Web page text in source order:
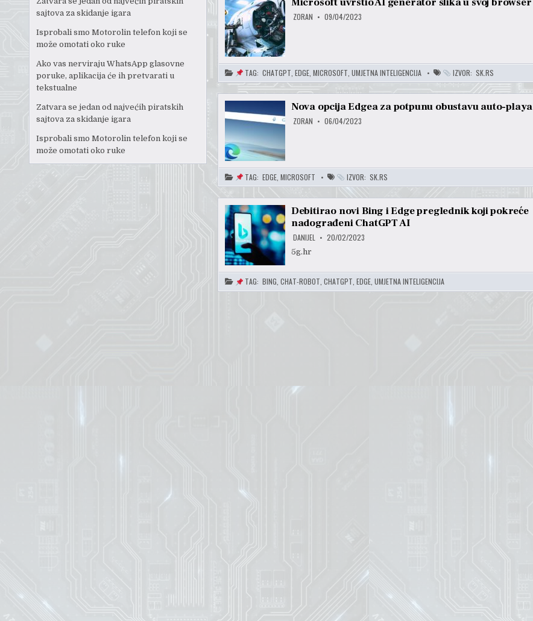
sajtova za skidanje igara
Isprobali smo Motorolin telefon koji se
može omotati oko ruke
Ako vas nerviraju WhatsApp glasovne
poruke, aplikacija će ih pretvarati u
tekstualne
Zatvara se jedan od najvećih piratskih
sajtova za skidanje igara
Isprobali smo Motorolin telefon koji se
može omotati oko ruke
ZORAN 09/04/2023
TAG:CHATGPT ,EDGE ,MICROSOFT ,UMJETNA INTELIGENCIJA IZVOR:SK.RS
Nova opcija Edgea za potpunu obustavu auto-playa
ZORAN 06/04/2023
TAG:EDGE ,MICROSOFT IZVOR:SK.RS
Debitirao novi Bing i Edge preglednik koji pokreće
nadograđeni ChatGPT AI
DANIJEL 20/02/2023
5g.hr
TAG:BING,CHAT-ROBOT,CHATGPT,EDGE,UMJETNA INTELIGENCIJA